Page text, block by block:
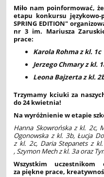
Miło nam poinformować,
etapu konkursu językowo-
SPRING EDITION"
nr 3 im. Mariusza
prace:
Karola Rohma z kl. 1c
Jerzego Chmary z kl.
Leona Bajzerta z kl.
Trzymamy kciuki za
do24 kwietnia!
Na wyróżnienie w etapie
Hanna Skowrońska z kl. 2c,
Ogonowska z kl. 3b, Łucja
z kl. 2c, Daria Stepanets z
, Szymon Mech z kl. 3a oraz
Wszystkim uczestnikom
za piękne prace,